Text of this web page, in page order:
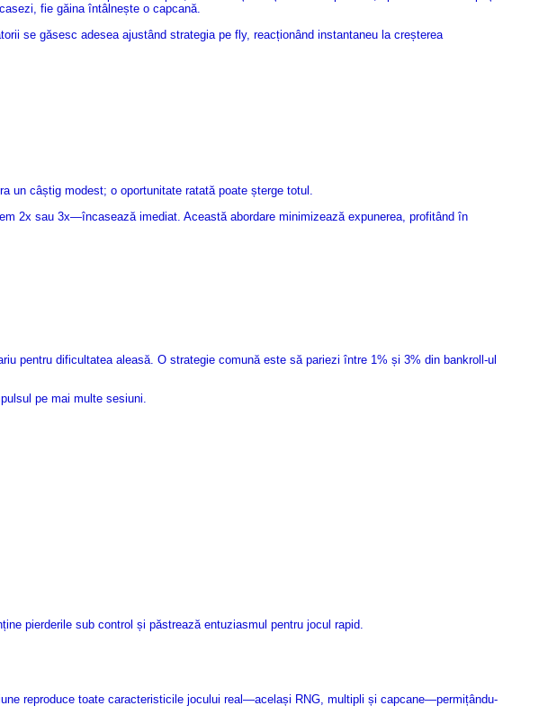
fie găina întâlnește o capcană.
se găsesc adesea ajustând strategia pe fly, reacționând instantaneu la creșterea
un câștig modest; o oportunitate ratată poate șterge totul.
2x sau 3x—încasează imediat. Această abordare minimizează expunerea, profitând în
pentru dificultatea aleasă. O strategie comună este să pariezi între 1% și 3% din bankroll-ul
pe mai multe sesiuni.
pierderile sub control și păstrează entuziasmul pentru jocul rapid.
reproduce toate caracteristicile jocului real—același RNG, multipli și capcane—permițându-